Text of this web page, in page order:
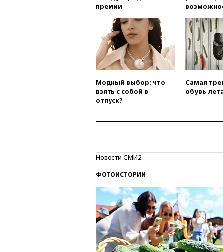
премии
Модный выбор: что
взять с собой в
отпуск?
Самая
обувь
Новости СМИ2
ФОТОИСТОРИИ